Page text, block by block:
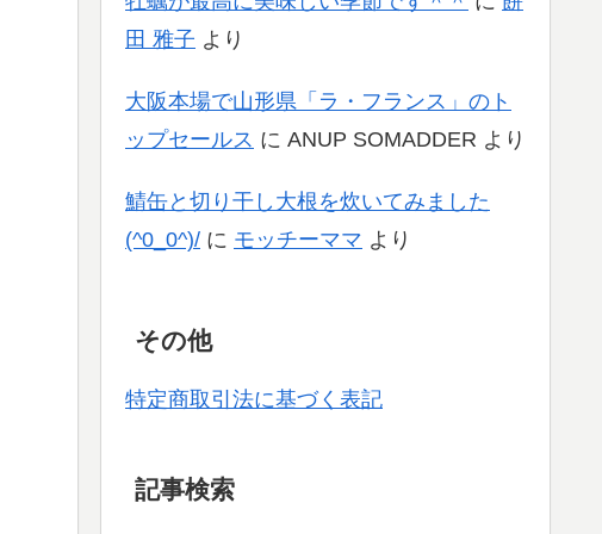
田 雅子 より
大阪本場で山形県「ラ・フランス」のト
ップセールス に ANUP SOMADDER より
鯖缶と切り干し大根を炊いてみました
(^0_0^)/ に モッチーママ より
その他
特定商取引法に基づく表記
記事検索